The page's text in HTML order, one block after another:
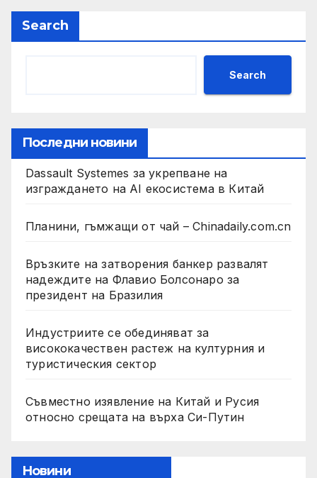
Search
Search
Последни новини
Dassault Systemes за укрепване на
изграждането на AI екосистема в Китай
Планини, гъмжащи от чай – Chinadaily.com.cn
Връзките на затворения банкер развалят
надеждите на Флавио Болсонаро за
президент на Бразилия
Индустриите се обединяват за
висококачествен растеж на културния и
туристическия сектор
Съвместно изявление на Китай и Русия
относно срещата на върха Си-Путин
Новини